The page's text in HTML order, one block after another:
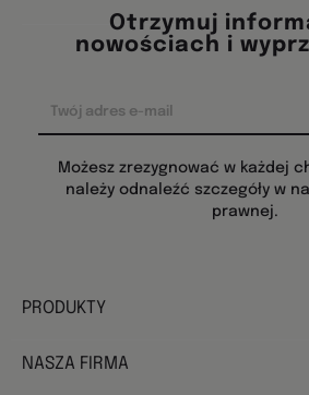
Otrzymuj
nowościach i
Możesz zrezygnować w każdej
należy odnaleźć szczegóły w
prawnej.
PRODUKTY
NASZA FIRMA